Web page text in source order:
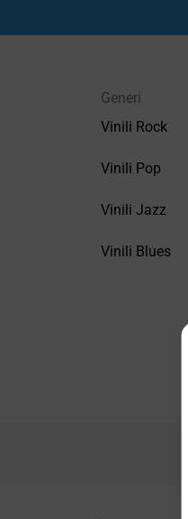
Generi
Vinili Rock
Vinili Pop
Vinili Jazz
Vinili Blues